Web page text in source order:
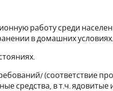
работу среди
в домашних условиях.
(соответствие
средства, в т.ч.